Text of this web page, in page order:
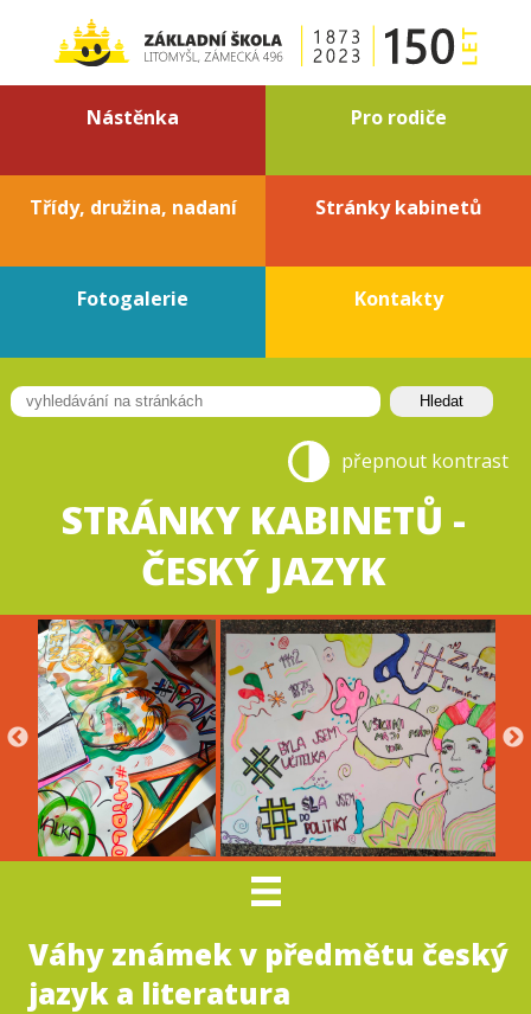
Nástěnka Pro rodiče
Třídy, družina, nadaní Stránky kabinetů
Fotogalerie Kontakty
přepnout kontrast
STRÁNKY KABINETŮ -
ČESKÝ JAZYK
Váhy známek v předmětu český
jazyk a literatura